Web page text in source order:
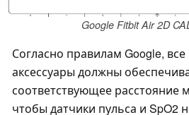
Google Fitbit Air 2D
Согласно правилам Google,
аксессуары должны
соответствующее расстояние
чтобы датчики пульса и SpO2